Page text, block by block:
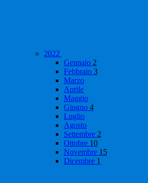
2022
Gennaio 2
Febbraio 3
Marzo
Aprile
Maggio
Giugno 4
Luglio
Agosto
Settembre 2
Ottobre 10
Novembre 15
Dicembre 1